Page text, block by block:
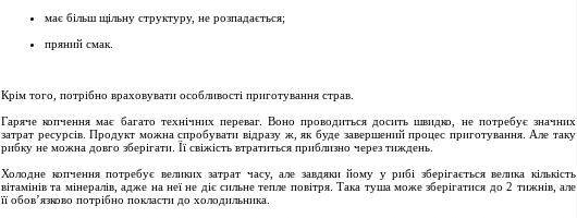
має більш щільну структуру, не розпадається;
пряний смак.
Крім того, потрібно враховувати особливості приготування страв.
Гаряче копчення має багато технічних переваг. Воно проводиться досить швидко, не потребує значних
затрат ресурсів. Продукт можна спробувати відразу ж, як буде завершений процес приготування. Але таку
рибку не можна довго зберігати. Її свіжість втратиться приблизно через тиждень.
Холодне копчення потребує великих затрат часу, але завдяки йому у рибі зберігається велика кількість
вітамінів та мінералів, адже на неї не діє сильне тепле повітря. Така туша може зберігатися до 2 тижнів, але
її обов’язково потрібно покласти до холодильника.